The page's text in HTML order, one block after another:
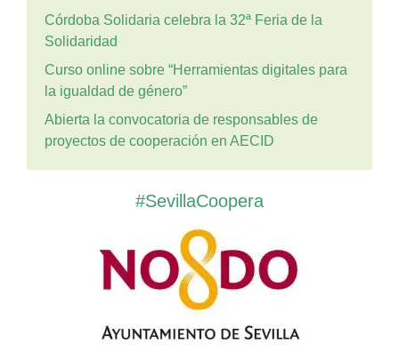
Córdoba Solidaria celebra la 32ª Feria de la
Solidaridad
Curso online sobre “Herramientas digitales para
la igualdad de género”
Abierta la convocatoria de responsables de
proyectos de cooperación en AECID
#SevillaCoopera